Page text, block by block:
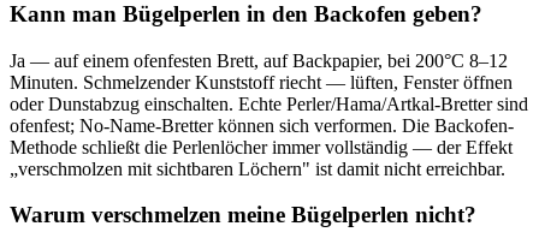
Kann man Bügelperlen in den Backofen geben?
Ja — auf einem ofenfesten Brett, auf Backpapier, bei 200°C 8–12
Minuten. Schmelzender Kunststoff riecht — lüften, Fenster öffnen
oder Dunstabzug einschalten. Echte Perler/Hama/Artkal-Bretter sind
ofenfest; No-Name-Bretter können sich verformen. Die Backofen-
Methode schließt die Perlenlöcher immer vollständig — der Effekt
„verschmolzen mit sichtbaren Löchern" ist damit nicht erreichbar.
Warum verschmelzen meine Bügelperlen nicht?